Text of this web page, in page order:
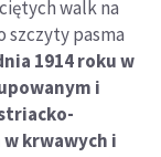
walk na
szczyty pasma
1914 roku w
i
krwawych i